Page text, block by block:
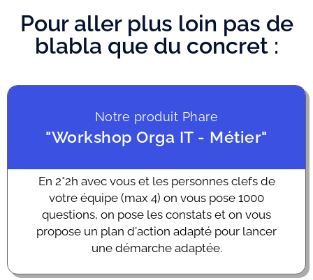
Pour aller plus loin pas de
blabla que du concret :
Notre produit Phare
"Workshop Orga IT - Métier"
En 2*2h avec vous et les personnes clefs de
votre équipe (max 4) on vous pose 1000
questions, on pose les constats et on vous
propose un plan d'action adapté pour lancer
une démarche adaptée.